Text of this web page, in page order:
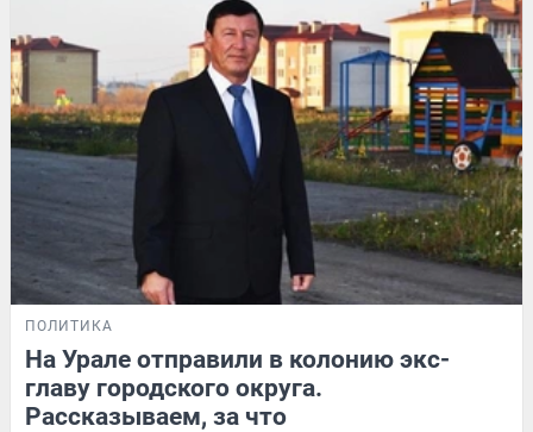
ПОЛИТИКА
На Урале отправили в колонию экс-
главу городского округа.
Рассказываем, за что